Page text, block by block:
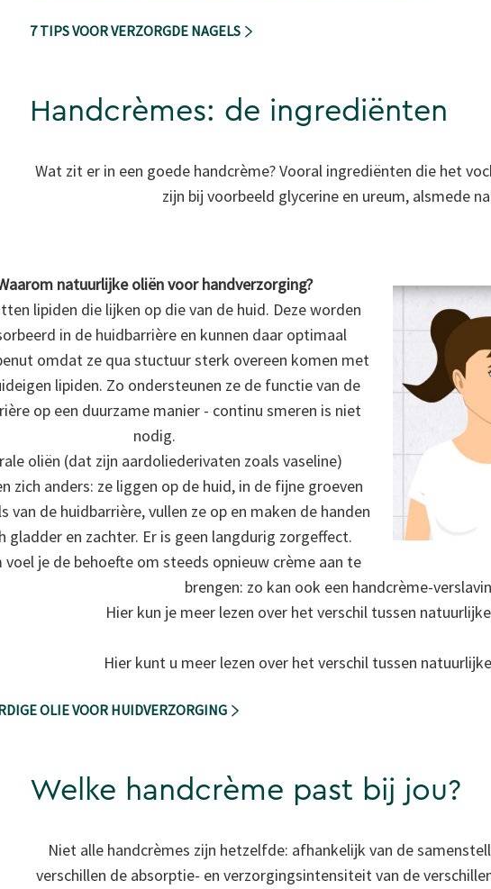
7 TIPS VOOR VERZORGDE NAGELS
Handcrèmes: de ingrediënten
Wat zit er in een goede handcrème? Vooral ingrediënten die het
zijn bij voorbeeld glycerine en ureum, alsmede
natuurlijke oliën voor handverzorging?
lipiden die lijken op die van de huid. Deze worden
in de huidbarrière en kunnen daar optimaal
omdat ze qua stuctuur sterk overeen komen met
lipiden. Zo ondersteunen ze de functie van de
op een duurzame manier - continu smeren is niet
nodig.
oliën (dat zijn aardoliederivaten zoals vaseline)
zich anders: ze liggen op de huid, in de fijne groeven
van de huidbarrière, vullen ze op en maken de handen
gladder en zachter. Er is geen langdurig zorgeffect.
voel je de behoefte om steeds opnieuw crème aan te
brengen: zo kan ook een handcrème-
Hier kun je meer lezen over het verschil tussen
Hier kunt u meer lezen over het verschil tussen
OLIE VOOR HUIDVERZORGING
Welke handcrème past bij jou?
Niet alle handcrèmes zijn hetzelfde: afhankelijk van de
verschillen de absorptie- en verzorgingsintensiteit van de